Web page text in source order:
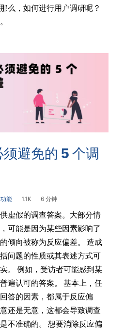
么，如何进行用户调研呢？
避免的 5 个调
能 1.1K 6 分钟
虚假的调查答案。大部分情
可能是因为某些因素影响了
倾向被称为反应偏差。 造成
问题的性质或其表述方式可
。 例如，受访者可能感到某
遍认可的答案。 基本上，任
答的因素，都属于反应偏
还是无意，这都会导致调查
不准确的。 想要消除反应偏